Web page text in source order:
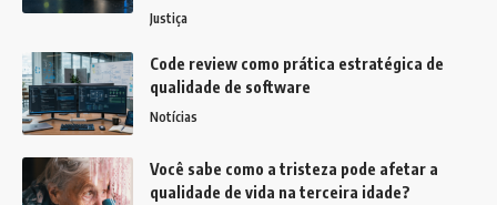
Justiça
Code review como prática estratégica de
qualidade de software
Notícias
Você sabe como a tristeza pode afetar a
qualidade de vida na terceira idade?